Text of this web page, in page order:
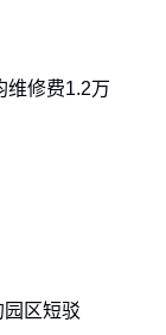
维修费1.2万
区短驳